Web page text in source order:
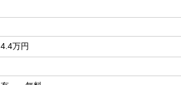
4.4万円